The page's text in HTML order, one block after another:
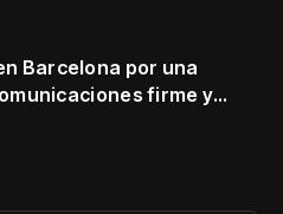
Barcelona por una
firme y